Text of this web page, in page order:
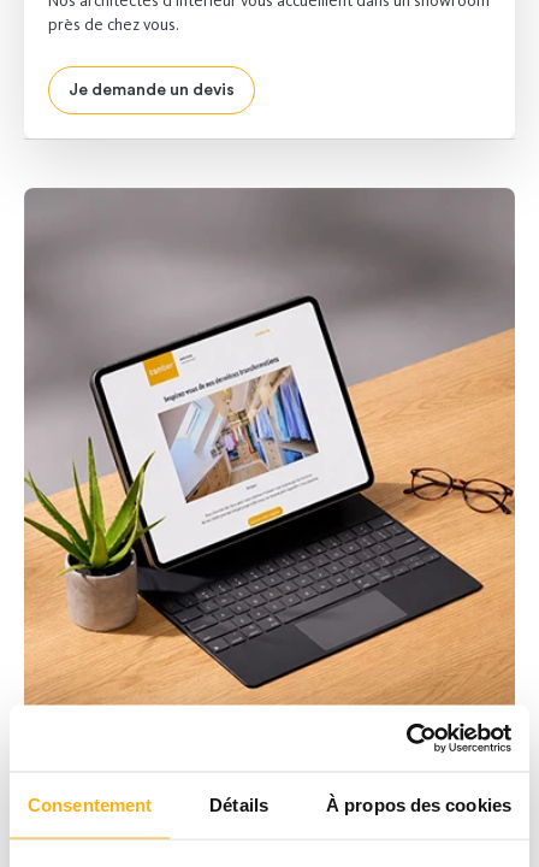
Consentement Détails À propos des cookies
près de chez vous.
Je demande un devis